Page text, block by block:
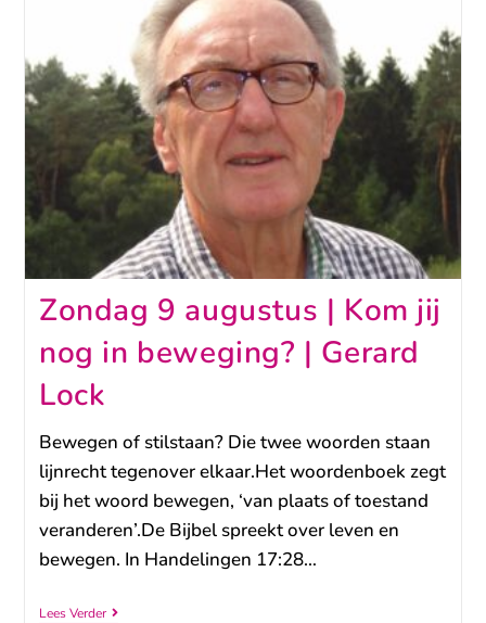
Zondag 9 augustus | Kom jij
nog in beweging? | Gerard
Lock
Bewegen of stilstaan? Die twee woorden staan
lijnrecht tegenover elkaar.Het woordenboek zegt
bij het woord bewegen, ‘van plaats of toestand
veranderen’.De Bijbel spreekt over leven en
bewegen. In Handelingen 17:28…
Lees Verder